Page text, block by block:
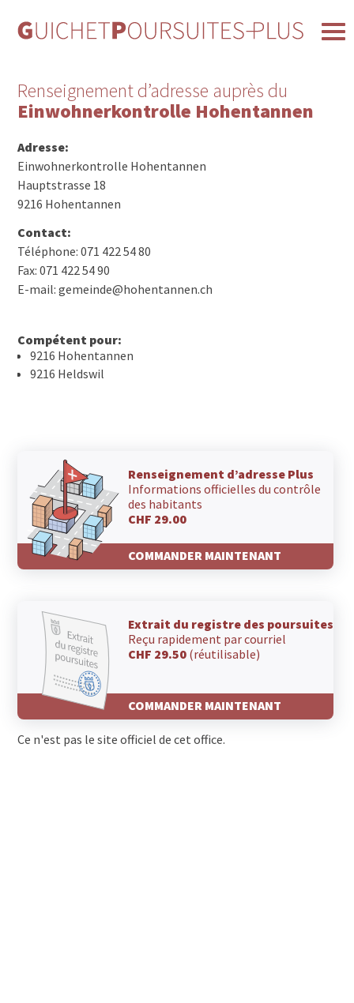
Renseignement d’adresse auprès du
Einwohnerkontrolle Hohentannen
Adresse:
Einwohnerkontrolle Hohentannen
Hauptstrasse 18
9216 Hohentannen
Contact:
Téléphone: 071 422 54 80
Fax: 071 422 54 90
E-mail: gemeinde@hohentannen.ch
Compétent pour:
9216 Hohentannen
9216 Heldswil
Renseignement d’adresse Plus
Informations officielles du contrôle
des habitants
CHF 29.00
COMMANDER MAINTENANT
Extrait du registre des poursuites
Reçu rapidement par courriel
CHF 29.50 (réutilisable)
COMMANDER MAINTENANT
Ce n'est pas le site officiel de cet office.